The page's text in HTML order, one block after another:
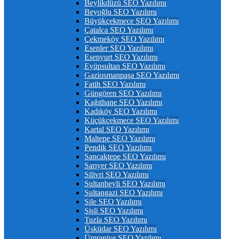
Beylikdüzü SEO Yazılımı
Beyoğlu SEO Yazılımı
Büyükçekmece SEO Yazılımı
Çatalca SEO Yazılımı
Çekmeköy SEO Yazılımı
Esenler SEO Yazılımı
Esenyurt SEO Yazılımı
Eyüpsultan SEO Yazılımı
Gaziosmanpaşa SEO Yazılımı
Fatih SEO Yazılımı
Güngören SEO Yazılımı
Kağıthane SEO Yazılımı
Kadıköy SEO Yazılımı
Küçükçekmece SEO Yazılımı
Kartal SEO Yazılımı
Maltepe SEO Yazılımı
Pendik SEO Yazılımı
Sancaktepe SEO Yazılımı
Sarıyer SEO Yazılımı
Silivri SEO Yazılımı
Sultanbeyli SEO Yazılımı
Sultangazi SEO Yazılımı
Şile SEO Yazılımı
Şişli SEO Yazılımı
Tuzla SEO Yazılımı
Üsküdar SEO Yazılımı